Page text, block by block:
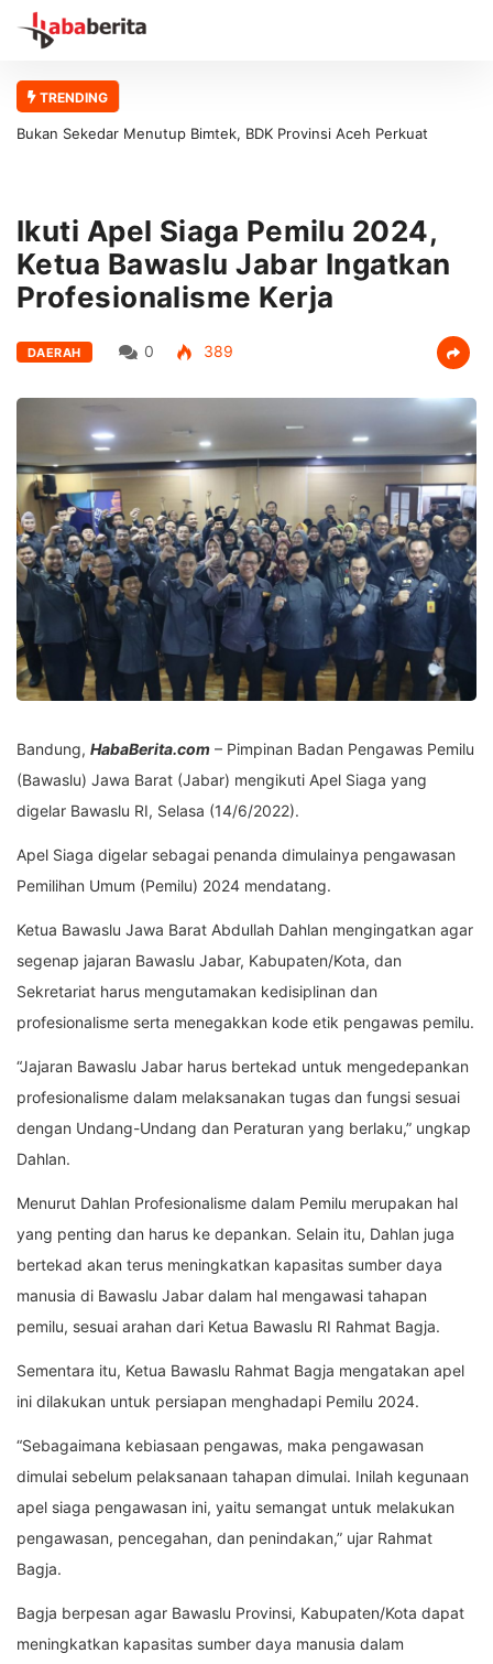
TRENDING
Bukan Sekedar Menutup Bimtek, BDK Provinsi Aceh Perkuat
Ikuti Apel Siaga Pemilu 2024,
Ketua Bawaslu Jabar Ingatkan
Profesionalisme Kerja
DAERAH 0 389
Bandung, HabaBerita.com – Pimpinan Badan Pengawas Pemilu
(Bawaslu) Jawa Barat (Jabar) mengikuti Apel Siaga yang
digelar Bawaslu RI, Selasa (14/6/2022).
Apel Siaga digelar sebagai penanda dimulainya pengawasan
Pemilihan Umum (Pemilu) 2024 mendatang.
Ketua Bawaslu Jawa Barat Abdullah Dahlan mengingatkan agar
segenap jajaran Bawaslu Jabar, Kabupaten/Kota, dan
Sekretariat harus mengutamakan kedisiplinan dan
profesionalisme serta menegakkan kode etik pengawas pemilu.
“Jajaran Bawaslu Jabar harus bertekad untuk mengedepankan
profesionalisme dalam melaksanakan tugas dan fungsi sesuai
dengan Undang-Undang dan Peraturan yang berlaku,” ungkap
Dahlan.
Menurut Dahlan Profesionalisme dalam Pemilu merupakan hal
yang penting dan harus ke depankan. Selain itu, Dahlan juga
bertekad akan terus meningkatkan kapasitas sumber daya
manusia di Bawaslu Jabar dalam hal mengawasi tahapan
pemilu, sesuai arahan dari Ketua Bawaslu RI Rahmat Bagja.
Sementara itu, Ketua Bawaslu Rahmat Bagja mengatakan apel
ini dilakukan untuk persiapan menghadapi Pemilu 2024.
“Sebagaimana kebiasaan pengawas, maka pengawasan
dimulai sebelum pelaksanaan tahapan dimulai. Inilah kegunaan
apel siaga pengawasan ini, yaitu semangat untuk melakukan
pengawasan, pencegahan, dan penindakan,” ujar Rahmat
Bagja.
Bagja berpesan agar Bawaslu Provinsi, Kabupaten/Kota dapat
meningkatkan kapasitas sumber daya manusia dalam